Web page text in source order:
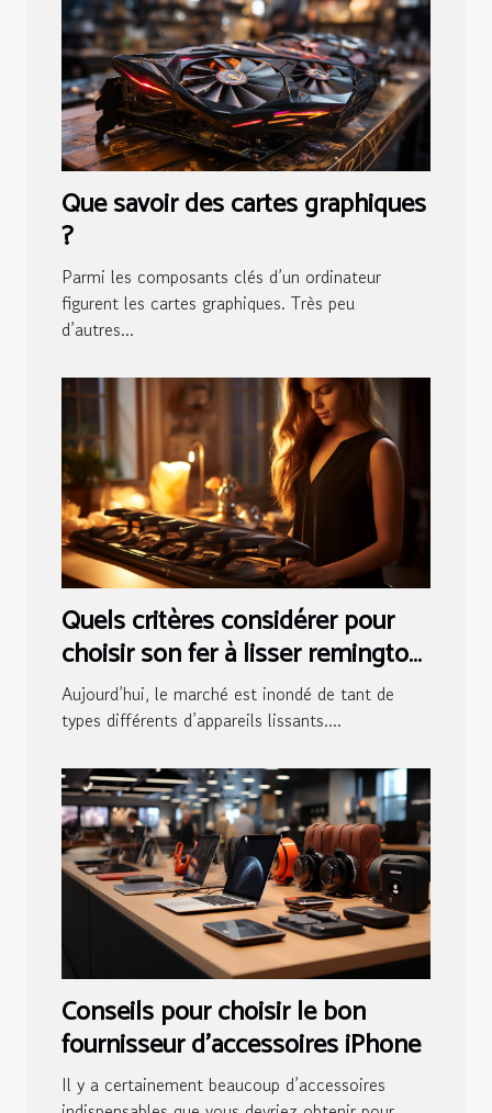
Que savoir des cartes graphiques
?
Parmi les composants clés d’un ordinateur
figurent les cartes graphiques. Très peu
d’autres...
Quels critères considérer pour
choisir son fer à lisser remington
?
Aujourd’hui, le marché est inondé de tant de
types différents d’appareils lissants....
Conseils pour choisir le bon
fournisseur d’accessoires iPhone
Il y a certainement beaucoup d’accessoires